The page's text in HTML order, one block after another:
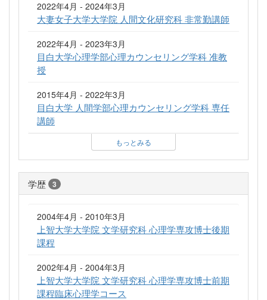
2022年4月 - 2024年3月
大妻女子大学大学院 人間文化研究科 非常勤講師
2022年4月 - 2023年3月
目白大学心理学部心理カウンセリング学科 准教
授
2015年4月 - 2022年3月
目白大学 人間学部心理カウンセリング学科 専任
講師
もっとみる
学歴 3
2004年4月 - 2010年3月
上智大学大学院 文学研究科 心理学専攻博士後期
課程
2002年4月 - 2004年3月
上智大学大学院 文学研究科 心理学専攻博士前期
課程臨床心理学コース